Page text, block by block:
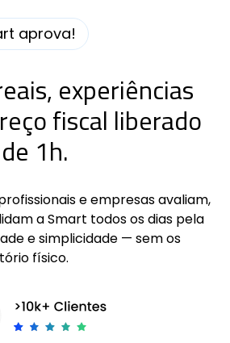
aprova!
experiências
fiscal liberado
1h.
e empresas avaliam,
a Smart todos os dias pela
e simplicidade — sem os
físico.